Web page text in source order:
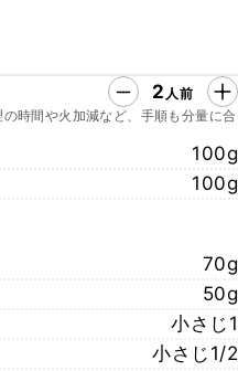
2 人前
時間や火加減など、手順も分量に合
100g
100g
70g
50g
小さじ1
小さじ1/2